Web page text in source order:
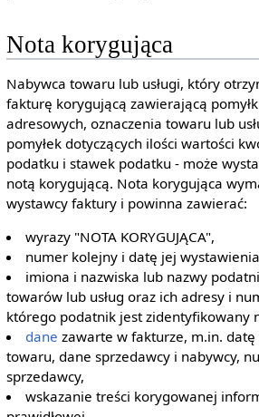
Nota korygująca
Nabywca towaru lub usługi, który
fakturę korygującą zawierającą
adresowych, oznaczenia towaru lub
pomyłek dotyczących ilości wartości
podatku i stawek podatku - może
notą korygującą. Nota korygująca
wystawcy faktury i powinna zawierać:
wyrazy "NOTA KORYGUJĄCA",
numer kolejny i datę jej
imiona i nazwiska lub nazwy
towarów lub usług oraz ich adresy i
którego podatnik jest zidentyfikowany
dane zawarte w fakturze, m.in.
towaru, dane sprzedawcy i nabywcy,
sprzedawcy,
wskazanie treści korygowanej